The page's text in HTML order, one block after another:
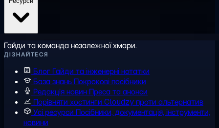
Гайди та команда незалежної хмари.
ДІЗНАЙТЕСЯ
Блог Гайди та інженерні нотатки
База знань Покрокові посібники
Редакція новин Преса та анонси
Порівняти хостинги Cloudzy проти альтернатив
Усі ресурси Посібники, документація, інструменти,
новини